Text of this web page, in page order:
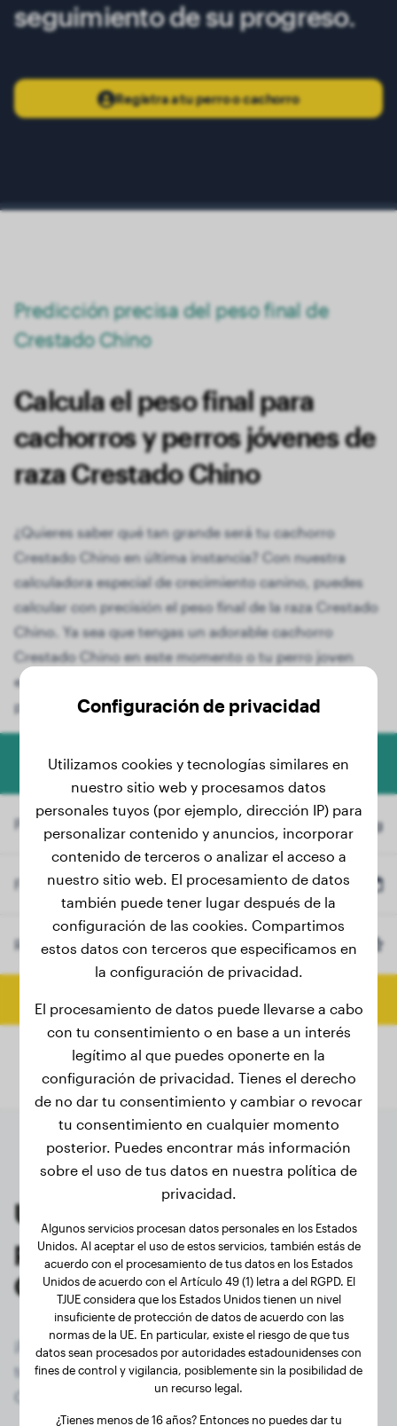
seguimiento de su progreso.
Registra a tu perro o cachorro
Predicción precisa del peso final de
Crestado Chino
Calcula el peso final para
cachorros y perros jóvenes de
raza Crestado Chino
¿Quieres saber qué tan grande será tu cachorro
Crestado Chino en última instancia? Con nuestra
calculadora especial de crecimiento canino, puedes
calcular con precisión el peso final de la raza Crestado
Chino. Ya sea que tengas un adorable cachorro
Crestado Chino en este momento o tu perro joven
esté creciendo, nuestra herramienta fácil de usar te
proporcionará información valiosa.
Calculadora de peso para perros
Peso actual kg
Fecha de nacimiento
Raza(Opcional) Crestado Chino
Calcular peso final
Últimos pesajes de
propietarios registrados de
Crestado Chino
¡Regístrate ahora de forma gratuita y accede a
todos los perros registrados (30) de la raza
Crestado Chino!
Configuración de privacidad
Utilizamos cookies y tecnologías similares en
nuestro sitio web y procesamos datos
personales tuyos (por ejemplo, dirección IP) para
personalizar contenido y anuncios, incorporar
contenido de terceros o analizar el acceso a
nuestro sitio web. El procesamiento de datos
también puede tener lugar después de la
configuración de las cookies. Compartimos
estos datos con terceros que especificamos en
la configuración de privacidad.
El procesamiento de datos puede llevarse a cabo
con tu consentimiento o en base a un interés
legítimo al que puedes oponerte en la
configuración de privacidad. Tienes el derecho
de no dar tu consentimiento y cambiar o revocar
tu consentimiento en cualquier momento
posterior. Puedes encontrar más información
sobre el uso de tus datos en nuestra política de
privacidad.
Algunos servicios procesan datos personales en los Estados
Unidos. Al aceptar el uso de estos servicios, también estás de
acuerdo con el procesamiento de tus datos en los Estados
Unidos de acuerdo con el Artículo 49 (1) letra a del RGPD. El
TJUE considera que los Estados Unidos tienen un nivel
insuficiente de protección de datos de acuerdo con las
normas de la UE. En particular, existe el riesgo de que tus
datos sean procesados por autoridades estadounidenses con
fines de control y vigilancia, posiblemente sin la posibilidad de
un recurso legal.
¿Tienes menos de 16 años? Entonces no puedes dar tu